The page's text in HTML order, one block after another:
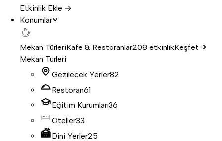
Etkinlik Ekle →
Konumlar
Mekan TürleriKafe & Restoranlar208 etkinlikKeşfet
Mekan Türleri
Gezilecek Yerler82
Restoran61
Eğitim Kurumları36
Oteller33
Dini Yerler25